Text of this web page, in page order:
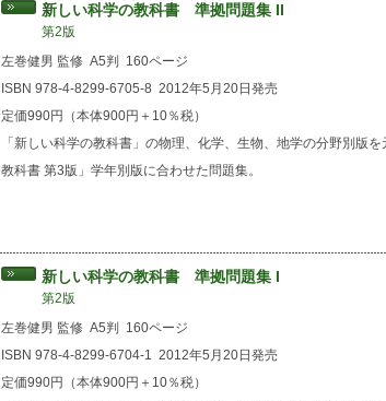
新しい科学の教科書 準拠問題集 II
第2版
左巻健男 監修 A5判
160ページ
ISBN 978-4-8299-6705-8 2012年5月20日発売
定価990円（本体900円＋10％税）
「新しい科学の教科書」の物理、化学、生物、地学の分野別版
教科書 第3版」学年別版に合わせた問題集。
新しい科学の教科書 準拠問題集 I
第2版
左巻健男 監修 A5判
160ページ
ISBN 978-4-8299-6704-1 2012年5月20日発売
定価990円（本体900円＋10％税）